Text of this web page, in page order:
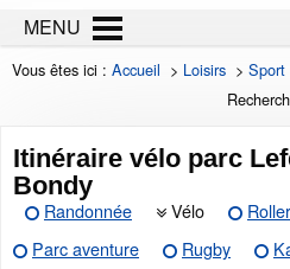
MENU
Vous êtes ici : Accueil > Loisirs > Sport
Itinéraire vélo parc
Bondy
Randonnée Vélo Roller
Parc aventure
Rugby